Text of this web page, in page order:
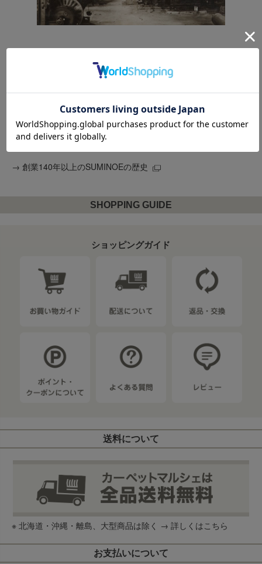
スミノエ インテリア プロダクツ公式ショップ
商品はスミノエ インテリア プロダクツから直送
全品税込価格＆送料無料なので安心※ 北海道・沖縄・離島、大型商
→ 創業140年以上のSUMINOEの歴史
SHOPPING GUIDE
ショッピングガイド
送料について
※ 北海道・沖縄・離島、大型商品は除く → 詳しくはこちら
お支払いについて